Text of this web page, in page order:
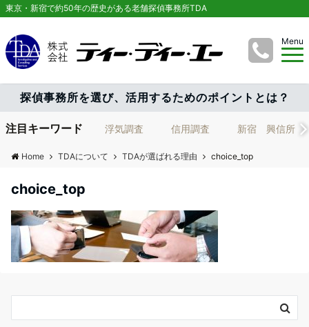
東京・新宿で約50年の歴史がある老舗探偵事務所TDA
Menu
探偵事務所を選び、活用するためのポイントとは？
注目キーワード 浮気調査 信用調査 新宿 興信所
Home TDAについて TDAが選ばれる理由 choice_top
choice_top